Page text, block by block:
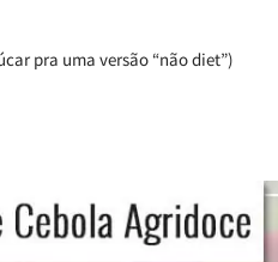
pra uma versão “não diet”)